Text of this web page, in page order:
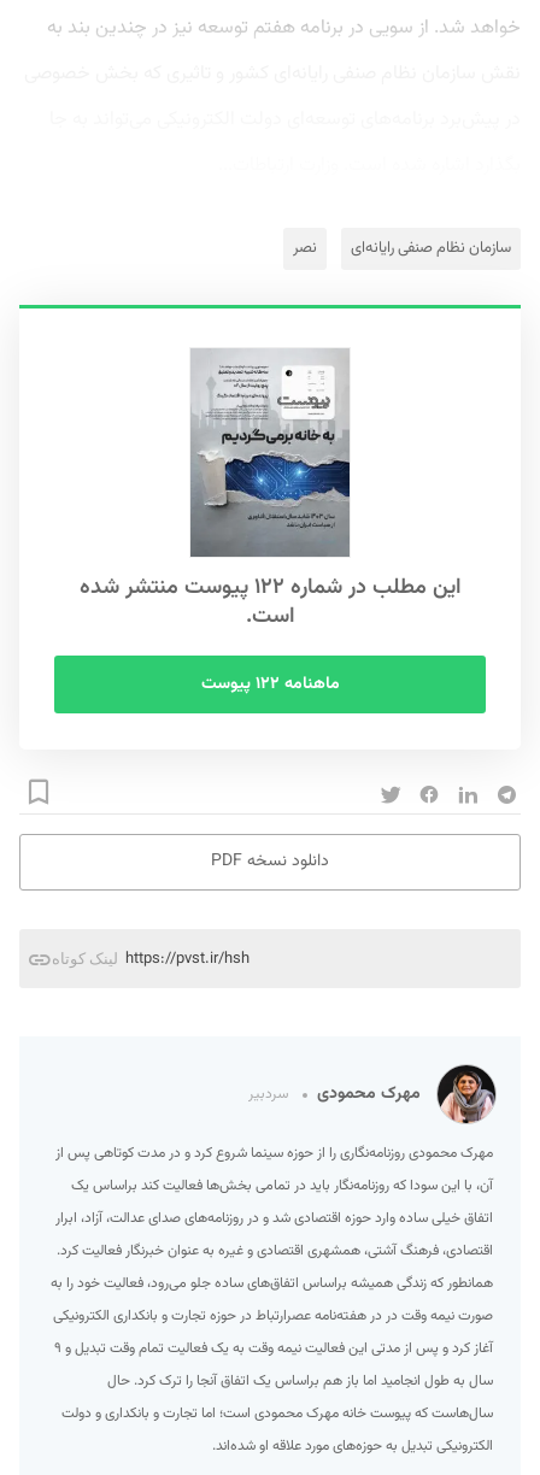
خواهد شد. از سویی در برنامه هفتم توسعه نیز در چندین بند به
سازمان نظام صنفی رایانه‌ای نصر
این مطلب در شماره ۱۲۲ پیوست منتشر شده
است.
ماهنامه ۱۲۲ پیوست
دانلود نسخه PDF
لینک کوتاه https://pvst.ir/hsh
مهرک محمودی سردبیر
مهرک محمودی روزنامه‌نگاری را از حوزه سینما شروع کرد و در مدت کوتاهی پس از
آن، با این سودا که روزنامه‌نگار باید در تمامی بخش‌ها فعالیت کند براساس یک
اتفاق خیلی ساده وارد حوزه اقتصادی شد و در روزنامه‌های صدای عدالت، آزاد، ابرار
اقتصادی، فرهنگ آشتی، همشهری اقتصادی و غیره به عنوان خبرنگار فعالیت کرد.
همانطور که زندگی همیشه براساس اتفاق‌های ساده جلو می‌رود، فعالیت خود را به
صورت نیمه وقت در در هفته‌نامه عصرارتباط در حوزه تجارت و بانکداری الکترونیکی
آغاز کرد و پس از مدتی این فعالیت نیمه وقت به یک فعالیت تمام وقت تبدیل و ۹
سال به طول انجامید اما باز هم براساس یک اتفاق آنجا را ترک کرد. حال
سال‌هاست که پیوست خانه مهرک محمودی است؛ اما تجارت و بانکداری و دولت
الکترونیکی تبدیل به حوزه‌های مورد علاقه او شده‌اند.